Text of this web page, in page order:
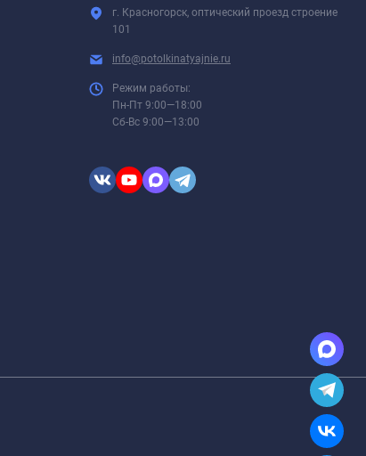
г. Красногорск, оптический проезд строение
101
info@potolkinatyajnie.ru
Режим работы:
Пн-Пт 9:00—18:00
Сб-Вс 9:00—13:00